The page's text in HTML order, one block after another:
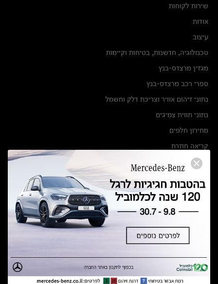
שירות לקוחות
אודות
עיצוב
טכנולוגיה, חדשנות, בטיחות וקיימות
מגזין מרצדס-בנץ
ספרי רכב מרצדס-בנץ
נתוני זיהום אוויר וצריכת דלק וחשמל
נתוני תווית צמיגים
מחירון חלפים
קריאה חוזרת
הודעה על הטבות לרכבי מרצדס בהסדר פשרה בתצ 56447-02-19
תקנון ימי מכירות 120 לכלמוביל
מצאו אותנו
אולמות תצוגה
מרכזי שירות